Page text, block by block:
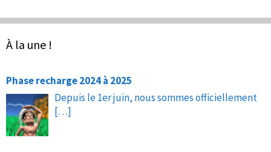
À la une !
Phase recharge 2024 à 2025
Depuis le 1er juin, nous sommes officiellement
[…]